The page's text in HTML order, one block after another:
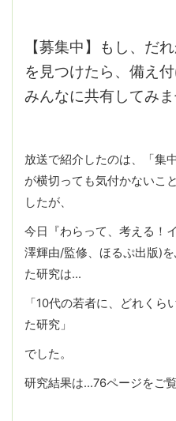
【募集中】もし、だ
を見つけたら、備え
みんなに共有してみま
放送で紹介したのは、「集
が横切っても気付かないこ
したが、
今日『わらって、考える！
澤輝由/監修、ほるぷ出版)
た研究は…
「10代の若者に、どれく
た研究」
でした。
研究結果は…76ページをご覧